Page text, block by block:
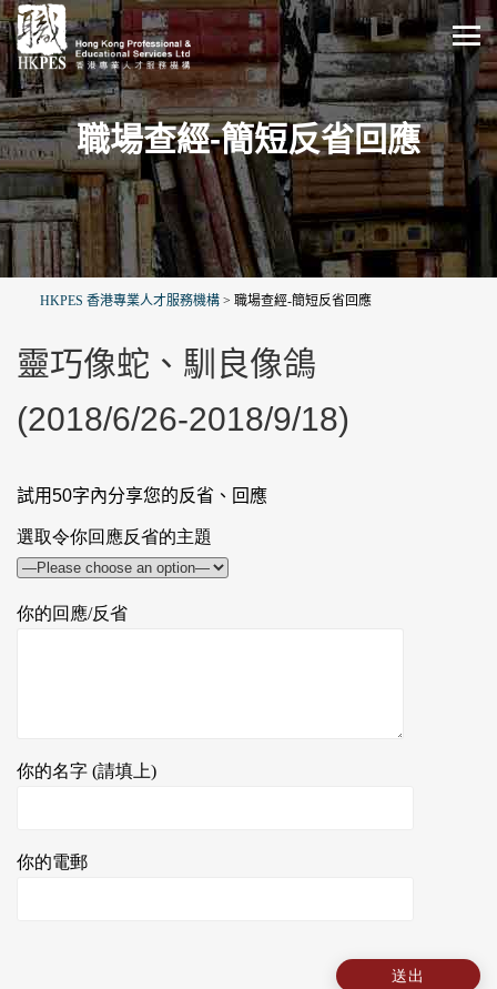
職場查經-簡短反省回應
HKPES 香港專業人才服務機構 > 職場查經-簡短反省回應
靈巧像蛇、馴良像鴿
(2018/6/26-2018/9/18)
試用50字內分享您的反省、回應
選取令你回應反省的主題
你的回應/反省
你的名字 (請填上)
你的電郵